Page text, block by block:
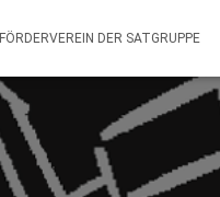
FÖRDERVEREIN DER SATGRUPPE